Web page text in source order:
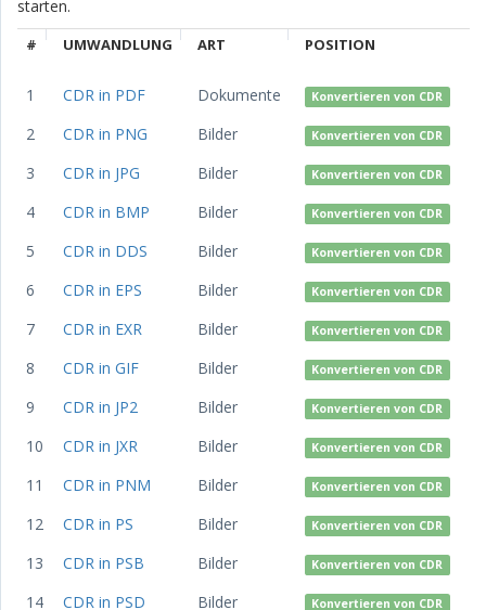
starten.
# UMWANDLUNG ART POSITION
1 CDR in PDF Dokumente Konvertieren von CDR
2 CDR in PNG Bilder Konvertieren von CDR
3 CDR in JPG Bilder Konvertieren von CDR
4 CDR in BMP Bilder Konvertieren von CDR
5 CDR in DDS Bilder Konvertieren von CDR
6 CDR in EPS Bilder Konvertieren von CDR
7 CDR in EXR Bilder Konvertieren von CDR
8 CDR in GIF Bilder Konvertieren von CDR
9 CDR in JP2 Bilder Konvertieren von CDR
10 CDR in JXR Bilder Konvertieren von CDR
11 CDR in PNM Bilder Konvertieren von CDR
12 CDR in PS Bilder Konvertieren von CDR
13 CDR in PSB Bilder Konvertieren von CDR
14 CDR in PSD Bilder Konvertieren von CDR